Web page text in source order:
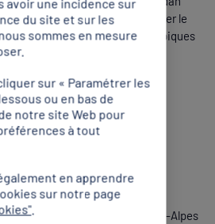
présents : l’occasion de passer le
aux Jeux Paralympiques
prochains.
en lumière
d’Albertville, inscrit dans le
de la Région Auvergne-Rhône-Alpes
du site et sur les
sommes en mesure
sur « Paramétrer les
ou en bas de
notre site Web pour
à tout
en apprendre
sur notre page
.